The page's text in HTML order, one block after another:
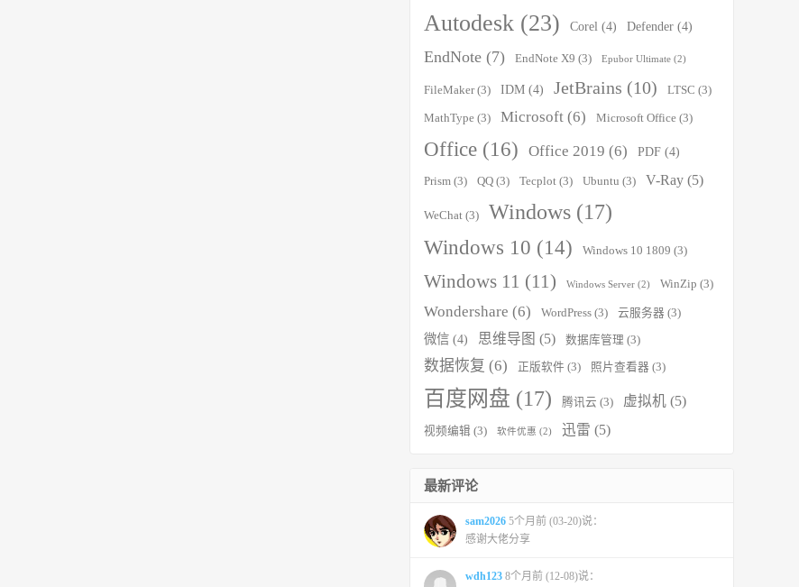
Autodesk (23) Corel (4) Defender (4)
EndNote (7) EndNote X9 (3) Epubor Ultimate (2)
FileMaker(3) IDM (4) JetBrains (10) LTSC (3)
MathType (3) Microsoft (6) Microsoft Office (3)
Office (16) Office 2019 (6) PDF (4)
Prism (3) QQ (3) Tecplot (3) Ubuntu (3) V-Ray (5)
WeChat (3) Windows (17)
Windows 10 (14) Windows 10 1809 (3)
Windows 11 (11) Windows Server (2) WinZip (3)
Wondershare (6) WordPress (3) 云服务器 (3)
微信 (4) 思维导图 (5) 数据库管理 (3)
数据恢复 (6) 正版软件 (3) 照片查看器 (3)
百度网盘 (17) 腾讯云 (3) 虚拟机 (5)
视频编辑 (3) 软件优惠 (2) 迅雷 (5)
最新评论
sam2026 5个月前 (03-20)说：
感谢大佬分享
wdh123 8个月前 (12-08)说：